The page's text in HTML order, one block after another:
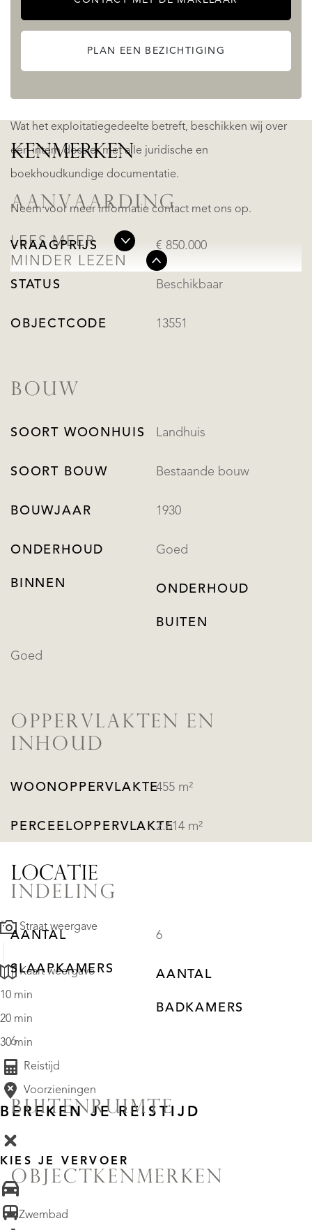
verlichting hebben en worden gevoed via zonnepanelen
met een energieproductiecapaciteit tot 20 kWh per dag.
Zowel de gemeenschappelijke buitenruimtes als het
Wat het exploitatiegedeelte betreft, beschikken wij over
een intern dossier met alle juridische en
boekhoudkundige documentatie.
Neem voor meer informatie contact met ons op.
LEES MEER
MINDER LEZEN
PLAN EEN BEZICHTIGING
KENMERKEN
AANVAARDING
VRAAGPRIJS € 850.000
STATUS Beschikbaar
OBJECTCODE 13551
BOUW
SOORT WOONHUIS Landhuis
SOORT BOUW Bestaande bouw
BOUWJAAR 1930
ONDERHOUD
BINNEN
Goed
ONDERHOUD
BUITEN
Goed
OPPERVLAKTEN EN
INHOUD
WOONOPPERVLAKTE455 m²
PERCEELOPPERVLAKTE2.614 m²
INDELING
AANTAL
SLAAPKAMERS
6
AANTAL
BADKAMERS
6
BUITENRUIMTE
OBJECTKENMERKEN
• Zwembad
LOCATIE
Straat weergave
Kaart weergave
10 min
20 min
30 min
Reistijd
Voorzieningen
BEREKEN JE REISTIJD
KIES JE VERVOER